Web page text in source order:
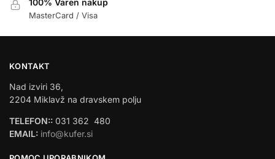
100% Varen nakup
MasterCard / Visa
KONTAKT
Nad izviri 36,
2204 Miklavž na dravskem polju
TELEFON:: 031 362 480
EMAIL: info@kufer.si